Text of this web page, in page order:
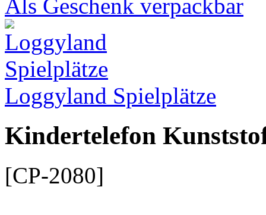
Als Geschenk verpackbar
Loggyland Spielplätze
Kindertelefon
[CP-2080]